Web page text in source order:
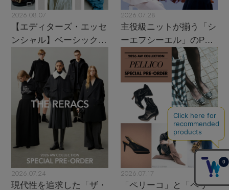
2026.08.07
【エディターズ・エッセ
ンシャル】ベーシックと
トレンドが交差する16の
2026.07.28
主役級ニットが揃う「シ
ーエフシーエル」のPOP
UPがスタート
2026.07.24
現代性を追求した「ザ・
2026.07.17
「ペリーコ」と「ペリー